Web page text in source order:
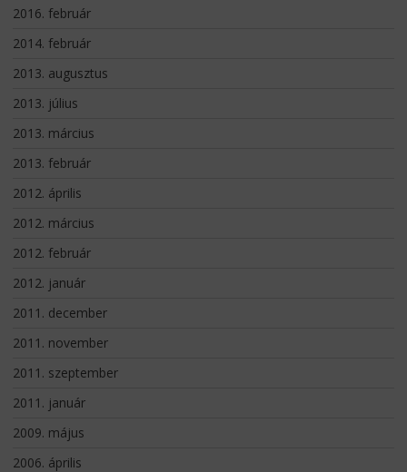
2016. február
2014. február
2013. augusztus
2013. július
2013. március
2013. február
2012. április
2012. március
2012. február
2012. január
2011. december
2011. november
2011. szeptember
2011. január
2009. május
2006. április